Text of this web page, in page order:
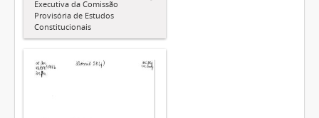
Executiva da Comissão
Provisória de Estudos
Constitucionais